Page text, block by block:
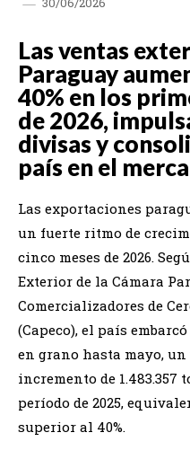
Las ventas
Paraguay
40% en los
de 2026,
divisas y
país en el
Las exportaciones
un fuerte ritmo de
cinco meses de 2026.
Exterior de la Cámara
Comercializadores de
(Capeco), el país
en grano hasta mayo,
incremento de 1.483.357
período de 2025,
superior al 40%.